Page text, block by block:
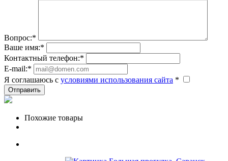
Вопрос:*
Ваше имя:*
Контактный телефон:*
E-mail:*
Я соглашаюсь c условиями использования сайта *
Отправить
Похожие товары